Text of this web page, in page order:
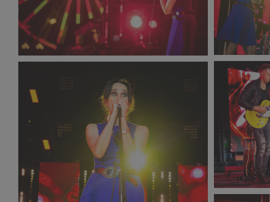
PR2021_Stanislaw_Wadas_4322_small_1500x1000.jpg
270 KB 351 KB